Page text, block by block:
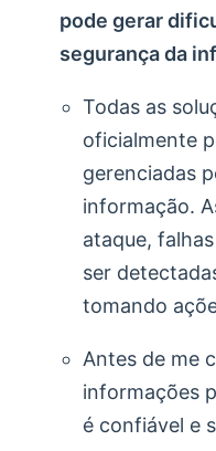
pode gerar
segurança da
Todas as
oficialmente
gerenciadas
informação.
ataque,
ser
tomando
Antes de me
informações
é confiável e